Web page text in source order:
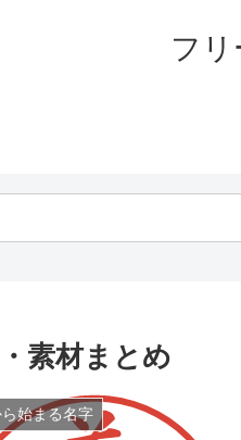
フ
素材まとめ
始まる名字